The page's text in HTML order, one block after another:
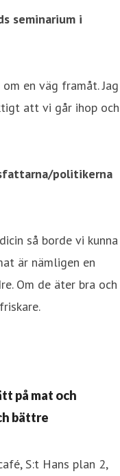
seminarium i
en väg framåt. Jag
att vi går ihop och
politikerna
så borde vi kunna
är nämligen en
Om de äter bra och
på mat och
bättre
S:t Hans plan 2,